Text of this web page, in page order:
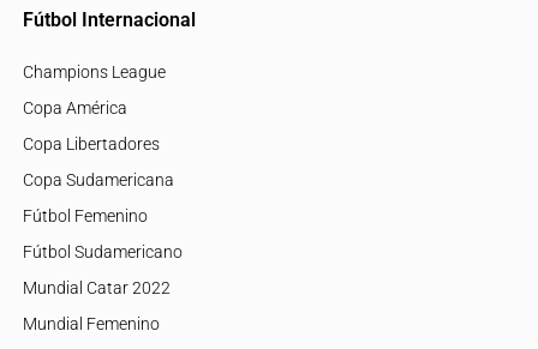
Fútbol Internacional
Champions League
Copa América
Copa Libertadores
Copa Sudamericana
Fútbol Femenino
Fútbol Sudamericano
Mundial Catar 2022
Mundial Femenino